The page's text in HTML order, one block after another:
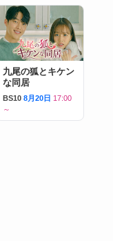
九尾の狐とキケン
な同居
BS10 8月20日 17:00
～